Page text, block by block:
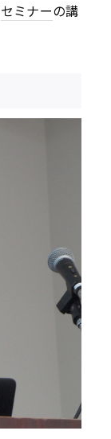
セミナーの講